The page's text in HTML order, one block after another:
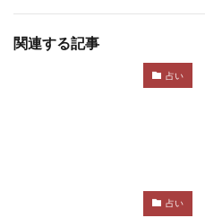
関連する記事
占い
占い